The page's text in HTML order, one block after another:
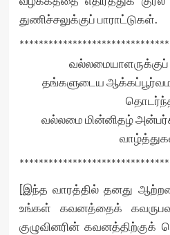
துணிச்சலுக்குப் பாராட்டுகள்.
வல்லமையாளருக்குப்
தங்களுடைய
வல்லமை மின்னிதழ்
[இந்த வாரத்தில் தனது
உங்கள் கவனத்தைக்
குழுவினரின் கவனத்திற்குக்